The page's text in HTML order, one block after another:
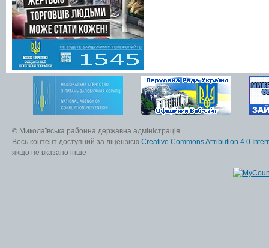
© Миколаївська районна державна адміністрація
Весь контент доступний за ліцензією Creative Commons Attribution 4.0
якщо не вказано інше